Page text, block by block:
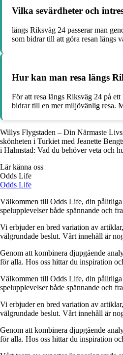
Vilka sevärdheter och
längs Riksväg 24 passerar man
som bidrar till att göra resan längs
Hur kan man resa längs
För att resa längs Riksväg 24 på
bidrar till en mer miljövänlig resa.
Willys Flygstaden – Din Närmaste
skönheten i Turkiet med Jeanette
i Halmstad: Vad du behöver veta och
Lär känna oss
Odds Life
Odds Life
Välkommen till Odds Life, din pålitliga
spelupplevelser både spännande och
Vi erbjuder en bred variation av
välgrundade beslut. Vårt innehåll är
Genom att kombinera djupgående
för alla. Hos oss hittar du inspiration
Välkommen till Odds Life, din pålitliga
spelupplevelser både spännande och
Vi erbjuder en bred variation av
välgrundade beslut. Vårt innehåll är
Genom att kombinera djupgående
för alla. Hos oss hittar du inspiration